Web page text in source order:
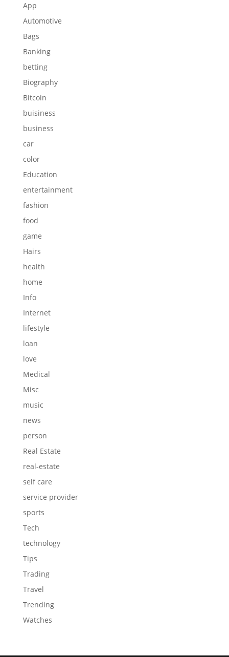
App
Automotive
Bags
Banking
betting
Biography
Bitcoin
buisiness
business
car
color
Education
entertainment
fashion
food
game
Hairs
health
home
Info
Internet
lifestyle
loan
love
Medical
Misc
music
news
person
Real Estate
real-estate
self care
service provider
sports
Tech
technology
Tips
Trading
Travel
Trending
Watches